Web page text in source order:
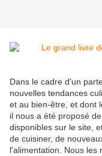
Dans le cadre d'un
nouvelles tendances
et au bien-être, et dont
il nous a été proposé
disponibles sur le site,
de cuisiner, de
l'alimentation. Nous les